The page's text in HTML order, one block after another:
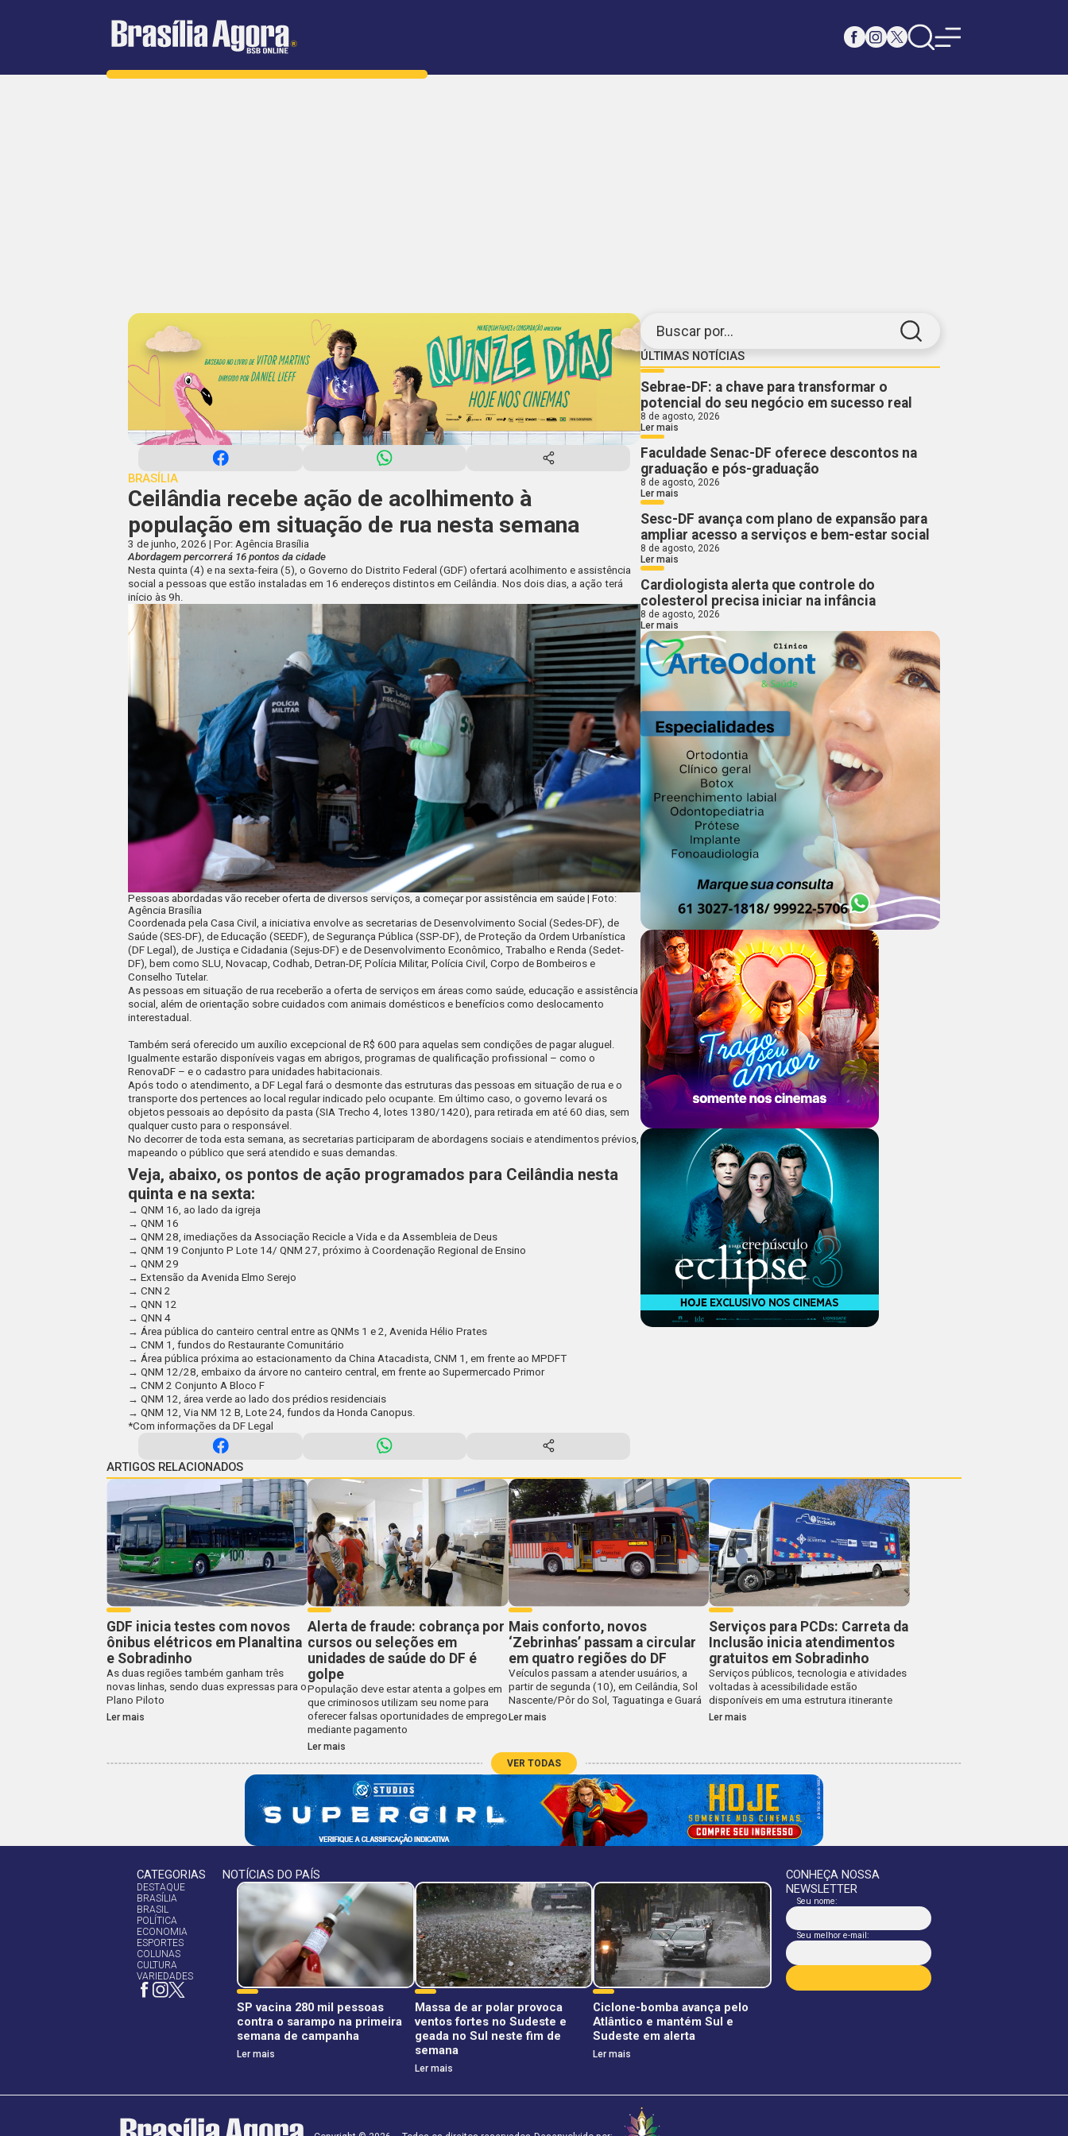
Buscar por...
ÚLTIMAS NOTÍCIAS
Sebrae-DF: a chave para transformar o
potencial do seu negócio em sucesso real
8 de agosto, 2026
Ler mais
Faculdade Senac-DF oferece descontos na
graduação e pós-graduação
8 de agosto, 2026
Ler mais
Sesc-DF avança com plano de expansão para
ampliar acesso a serviços e bem-estar social
8 de agosto, 2026
Ler mais
Cardiologista alerta que controle do
colesterol precisa iniciar na infância
8 de agosto, 2026
Ler mais
BRASÍLIA
Ceilândia recebe ação de acolhimento à
população em situação de rua nesta semana
3 de junho, 2026 | Por: Agência Brasília
Abordagem percorrerá 16 pontos da cidade
Nesta quinta (4) e na sexta-feira (5), o Governo do Distrito Federal (GDF) ofertará acolhimento e assistência
social a pessoas que estão instaladas em 16 endereços distintos em Ceilândia. Nos dois dias, a ação terá
início às 9h.
Pessoas abordadas vão receber oferta de diversos serviços, a começar por assistência em saúde | Foto:
Agência Brasília
Coordenada pela Casa Civil, a iniciativa envolve as secretarias de Desenvolvimento Social (Sedes-DF), de
Saúde (SES-DF), de Educação (SEEDF), de Segurança Pública (SSP-DF), de Proteção da Ordem Urbanística
(DF Legal), de Justiça e Cidadania (Sejus-DF) e de Desenvolvimento Econômico, Trabalho e Renda (Sedet-
DF), bem como SLU, Novacap, Codhab, Detran-DF, Polícia Militar, Polícia Civil, Corpo de Bombeiros e
Conselho Tutelar.
As pessoas em situação de rua receberão a oferta de serviços em áreas como saúde, educação e assistência
social, além de orientação sobre cuidados com animais domésticos e benefícios como deslocamento
interestadual.
Também será oferecido um auxílio excepcional de R$ 600 para aquelas sem condições de pagar aluguel.
Igualmente estarão disponíveis vagas em abrigos, programas de qualificação profissional – como o
RenovaDF – e o cadastro para unidades habitacionais.
Após todo o atendimento, a DF Legal fará o desmonte das estruturas das pessoas em situação de rua e o
transporte dos pertences ao local regular indicado pelo ocupante. Em último caso, o governo levará os
objetos pessoais ao depósito da pasta (SIA Trecho 4, lotes 1380/1420), para retirada em até 60 dias, sem
qualquer custo para o responsável.
No decorrer de toda esta semana, as secretarias participaram de abordagens sociais e atendimentos prévios,
mapeando o público que será atendido e suas demandas.
Veja, abaixo, os pontos de ação programados para Ceilândia nesta
quinta e na sexta:
→ QNM 16, ao lado da igreja
→ QNM 16
→ QNM 28, imediações da Associação Recicle a Vida e da Assembleia de Deus
→ QNM 19 Conjunto P Lote 14/ QNM 27, próximo à Coordenação Regional de Ensino
→ QNM 29
→ Extensão da Avenida Elmo Serejo
→ CNN 2
→ QNN 12
→ QNN 4
→ Área pública do canteiro central entre as QNMs 1 e 2, Avenida Hélio Prates
→ CNM 1, fundos do Restaurante Comunitário
→ Área pública próxima ao estacionamento da China Atacadista, CNM 1, em frente ao MPDFT
→ QNM 12/28, embaixo da árvore no canteiro central, em frente ao Supermercado Primor
→ CNM 2 Conjunto A Bloco F
→ QNM 12, área verde ao lado dos prédios residenciais
→ QNM 12, Via NM 12 B, Lote 24, fundos da Honda Canopus.
*Com informações da DF Legal
ARTIGOS RELACIONADOS
GDF inicia testes com novos
ônibus elétricos em Planaltina
e Sobradinho
As duas regiões também ganham três
novas linhas, sendo duas expressas para o
Plano Piloto
Ler mais
Alerta de fraude: cobrança por
cursos ou seleções em
unidades de saúde do DF é
golpe
População deve estar atenta a golpes em
que criminosos utilizam seu nome para
oferecer falsas oportunidades de emprego
mediante pagamento
Ler mais
Mais conforto, novos
‘Zebrinhas’ passam a circular
em quatro regiões do DF
Veículos passam a atender usuários, a
partir de segunda (10), em Ceilândia, Sol
Nascente/Pôr do Sol, Taguatinga e Guará
Ler mais
Serviços para PCDs: Carreta da
Inclusão inicia atendimentos
gratuitos em Sobradinho
Serviços públicos, tecnologia e atividades
voltadas à acessibilidade estão
disponíveis em uma estrutura itinerante
Ler mais
VER TODAS
CATEGORIAS
DESTAQUE
BRASÍLIA
BRASIL
POLÍTICA
ECONOMIA
ESPORTES
COLUNAS
CULTURA
VARIEDADES
NOTÍCIAS DO PAÍS
SP vacina 280 mil pessoas
contra o sarampo na primeira
semana de campanha
Ler mais
Massa de ar polar provoca
ventos fortes no Sudeste e
geada no Sul neste fim de
semana
Ler mais
Ciclone-bomba avança pelo
Atlântico e mantém Sul e
Sudeste em alerta
Ler mais
CONHEÇA NOSSA
NEWSLETTER
Seu nome:
Seu melhor e-mail: